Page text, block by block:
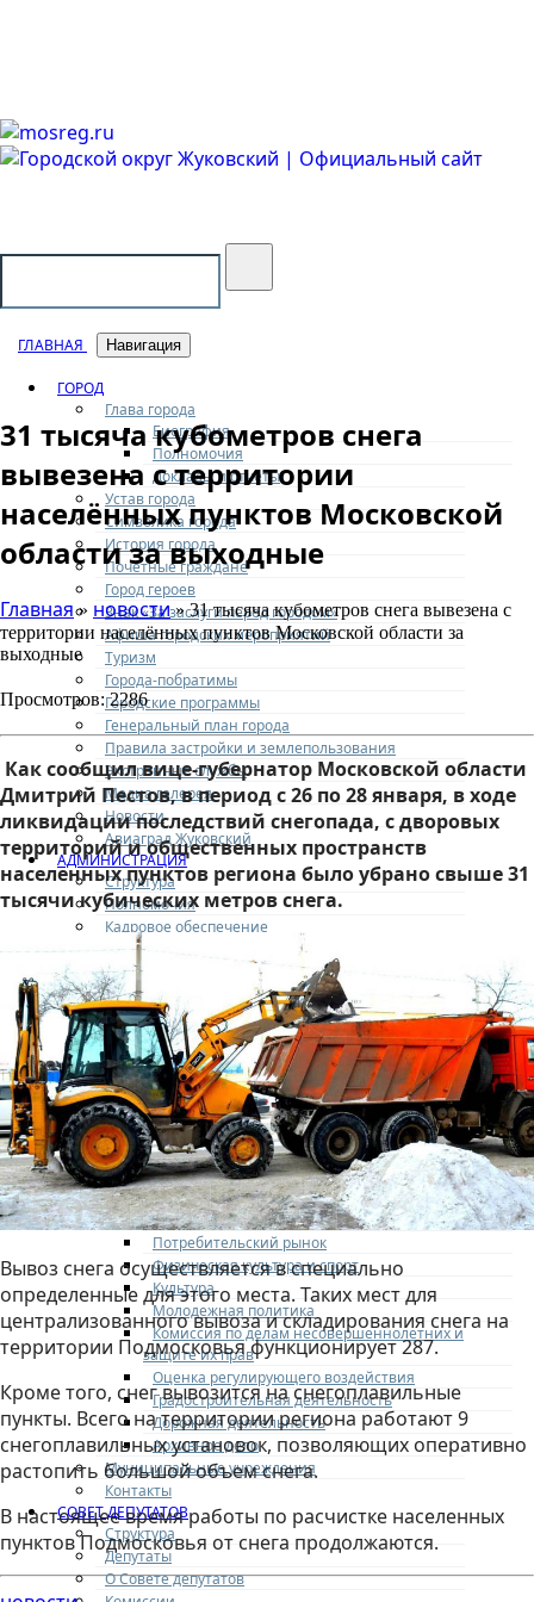
ГЛАВНАЯ Навигация
ГОРОД
Глава города
Биография
Полномочия
Доклады и отчеты
Устав города
Символика города
История города
Почетные граждане
Город героев
Знак «За заслуги перед городом»
Афиша городских мероприятий
Туризм
Города-побратимы
Городские программы
Генеральный план города
Правила застройки и землепользования
Экстренные службы
Медиа галерея
Новости
Авиаград Жуковский
АДМИНИСТРАЦИЯ
Структура
Полномочия
Кадровое обеспечение
Направления деятельности
Участникам СВО и членам их семей
Жилищная сфера
Наружная реклама
Экономика
Финансовое управление
Образование
ЖКХ и благоустройство
Безопасность
Здравоохранение
Социальная политика
Транспортное обслуживание
Технологические схемы
Потребительский рынок
Физическая культура и спорт
Культура
Молодежная политика
Комиссия по делам несовершеннолетних и
защите их прав
Оценка регулирующего воздействия
Градостроительная деятельность
Дорожная деятельность
Архивное дело
Муниципальные учреждения
Контакты
СОВЕТ ДЕПУТАТОВ
Структура
Депутаты
О Совете депутатов
31 тысяча кубометров снега
вывезена с территории
населённых пунктов Московской
области за выходные
Главная» новости» 31 тысяча кубометров снега вывезена с
территории населённых пунктов Московской области за
выходные
Просмотров: 2286
Как сообщил вице-губернатор Московской области
Дмитрий Пестов, в период с 26 по 28 января, в ходе
ликвидации последствий снегопада, с дворовых
территорий и общественных пространств
населенных пунктов региона было убрано свыше 31
тысячи кубических метров снега.
Вывоз снега осуществляется в специально
определенные для этого места. Таких мест для
централизованного вывоза и складирования снега на
территории Подмосковья функционирует 287.
Кроме того, снег вывозится на снегоплавильные
пункты. Всего на территории региона работают 9
снегоплавильных установок, позволяющих оперативно
растопить большой объем снега.
В настоящее время работы по расчистке населенных
пунктов Подмосковья от снега продолжаются.